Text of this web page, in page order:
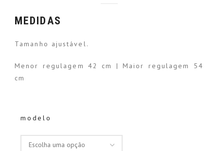
MEDIDAS
Tamanho ajustável.
Menor regulagem 42 cm | Maior regulagem 54
cm
modelo